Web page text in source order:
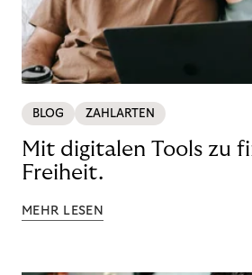
BLOG ZAHLARTEN
Mit digitalen Tools zu
Freiheit.
MEHR LESEN